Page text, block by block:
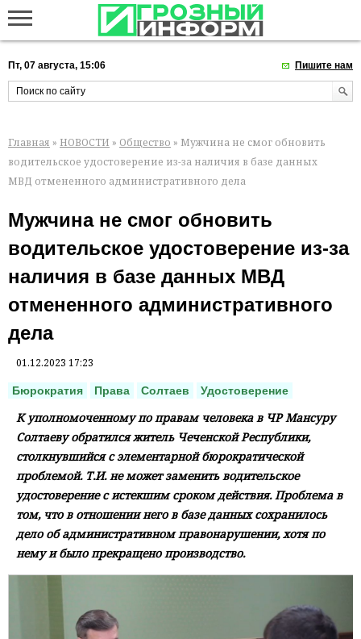
Пт, 07 августа, 15:06 Пишите нам
Главная » НОВОСТИ » Общество » Мужчина не смог обновить
водительское удостоверение из-за наличия в базе данных
МВД отмененного административного дела
Мужчина не смог обновить
водительское удостоверение из-за
наличия в базе данных МВД
отмененного административного
дела
01.12.2023 17:23
Бюрократия Права Солтаев Удостоверение
К уполномоченному по правам человека в ЧР Мансуру
Солтаеву обратился житель Чеченской Республики,
столкнувшийся с элементарной бюрократической
проблемой. Т.И. не может заменить водительское
удостоверение с истекшим сроком действия. Проблема в
том, что в отношении него в базе данных сохранилось
дело об административном правонарушении, хотя по
нему и было прекращено производство.